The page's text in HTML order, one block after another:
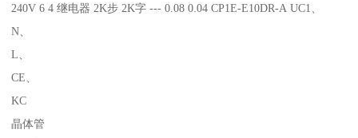
240V 6 4 继电器 2K步 2K字 --- 0.08 0.04 CP1E-E10DR-A UC1、
N、
L、
CE、
KC
晶体管